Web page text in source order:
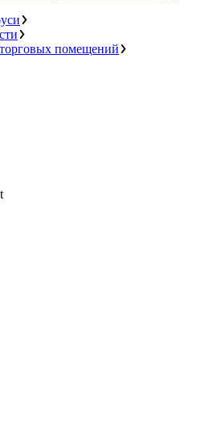
помещений